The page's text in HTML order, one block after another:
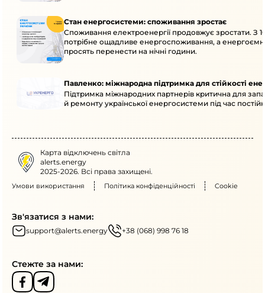
Стан енергосистеми: споживання зростає
Споживання електроенергії продовжує зростати. З
потрібне ощадливе енергоспоживання, а
просять перенести на нічні години.
Павленко: міжнародна підтримка для стійкості
Підтримка міжнародних партнерів критична для
й ремонту української енергосистеми під час
Карта відключень світла
alerts.energy
2025-2026. Всі права захищені.
Умови використання Політика конфіденційності Cookie
Зв'язатися з нами:
support@alerts.energy +38 (068) 998 76 18
Стежте за нами: